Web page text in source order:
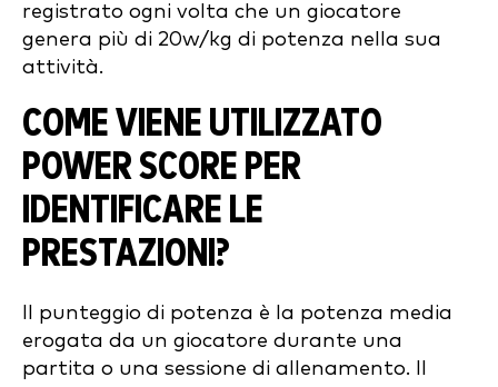
registrato ogni volta che un giocatore
genera più di 20w/kg di potenza nella sua
attività.
COME VIENE UTILIZZATO
POWER SCORE PER
IDENTIFICARE LE
PRESTAZIONI?
Il punteggio di potenza è la potenza media
erogata da un giocatore durante una
partita o una sessione di allenamento. Il